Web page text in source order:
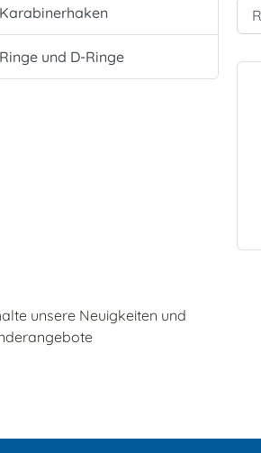
Karabinerhaken
Ringe und D-Ringe
unsere Neuigkeiten und